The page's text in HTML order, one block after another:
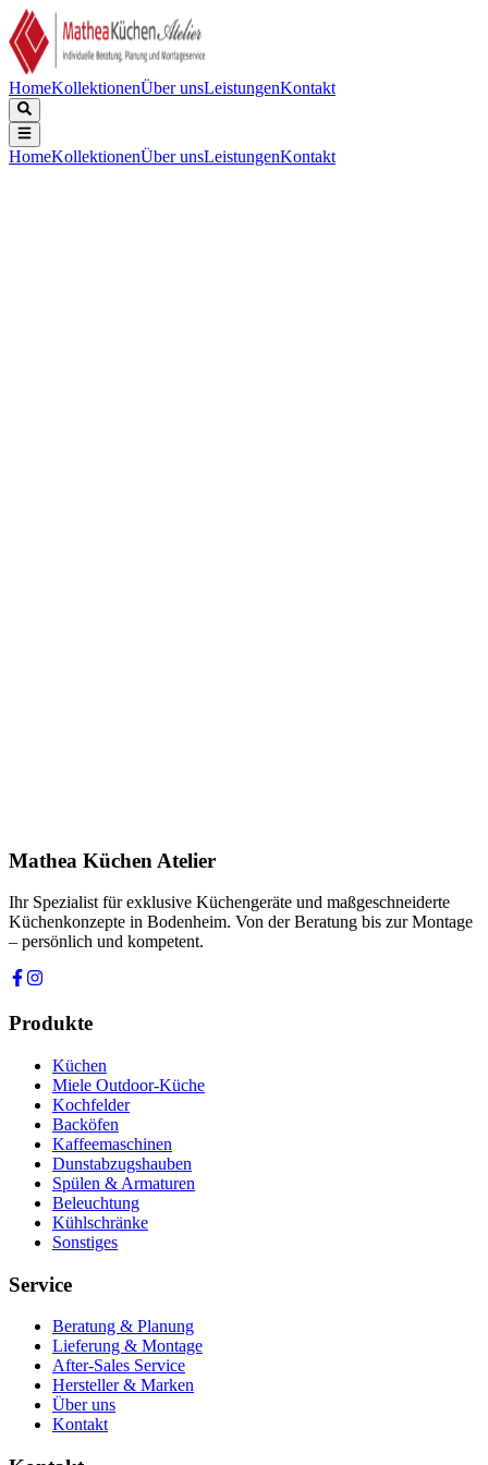
HomeKollektionenÜber unsLeistungenKontakt
HomeKollektionenÜber unsLeistungenKontakt
Datenschutzerklärung
habe ich gelesen.
Anfrage absenden
Mathea Küchen Atelier
Ihr Spezialist für exklusive Küchengeräte und maßgeschneiderte
Küchenkonzepte in Bodenheim. Von der Beratung bis zur Montage
– persönlich und kompetent.
Produkte
Küchen
Miele Outdoor-Küche
Kochfelder
Backöfen
Kaffeemaschinen
Dunstabzugshauben
Spülen & Armaturen
Beleuchtung
Kühlschränke
Sonstiges
Service
Beratung & Planung
Lieferung & Montage
After-Sales Service
Hersteller & Marken
Über uns
Kontakt